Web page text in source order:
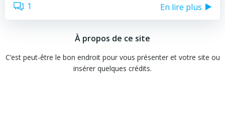
1 En lire plus
À propos de ce site
C’est peut-être le bon endroit pour vous présenter et votre site ou
insérer quelques crédits.